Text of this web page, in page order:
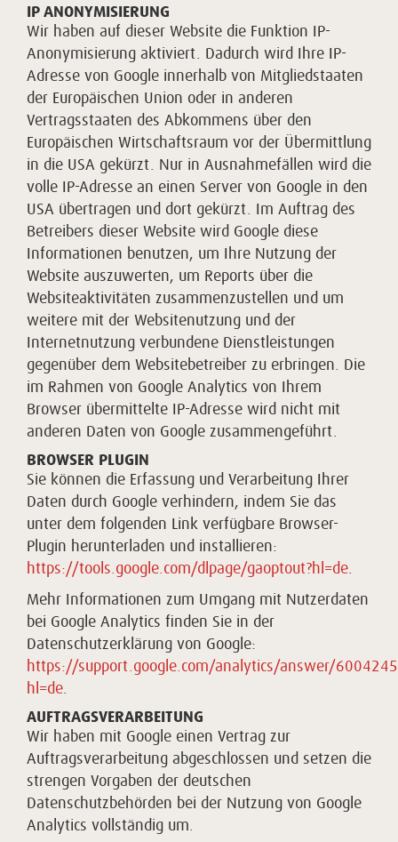
IP ANONYMISIERUNG
Wir haben auf dieser Website die Funktion IP-
Anonymisierung aktiviert. Dadurch wird Ihre IP-
Adresse von Google innerhalb von Mitgliedstaaten
der Europäischen Union oder in anderen
Vertragsstaaten des Abkommens über den
Europäischen Wirtschaftsraum vor der Übermittlung
in die USA gekürzt. Nur in Ausnahmefällen wird die
volle IP-Adresse an einen Server von Google in den
USA übertragen und dort gekürzt. Im Auftrag des
Betreibers dieser Website wird Google diese
Informationen benutzen, um Ihre Nutzung der
Website auszuwerten, um Reports über die
Websiteaktivitäten zusammenzustellen und um
weitere mit der Websitenutzung und der
Internetnutzung verbundene Dienstleistungen
gegenüber dem Websitebetreiber zu erbringen. Die
im Rahmen von Google Analytics von Ihrem
Browser übermittelte IP-Adresse wird nicht mit
anderen Daten von Google zusammengeführt.
BROWSER PLUGIN
Sie können die Erfassung und Verarbeitung Ihrer
Daten durch Google verhindern, indem Sie das
unter dem folgenden Link verfügbare Browser-
Plugin herunterladen und installieren:
https://tools.google.com/dlpage/gaoptout?hl=de.
Mehr Informationen zum Umgang mit Nutzerdaten
bei Google Analytics finden Sie in der
Datenschutzerklärung von Google:
https://support.google.com/analytics/answer/
hl=de.
AUFTRAGSVERARBEITUNG
Wir haben mit Google einen Vertrag zur
Auftragsverarbeitung abgeschlossen und setzen die
strengen Vorgaben der deutschen
Datenschutzbehörden bei der Nutzung von Google
Analytics vollständig um.